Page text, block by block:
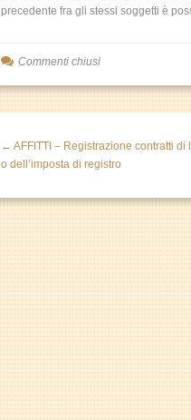
precedente fra gli stessi soggetti è
Commenti chiusi
← AFFITTI – Registrazione contratti di
o dell’imposta di registro